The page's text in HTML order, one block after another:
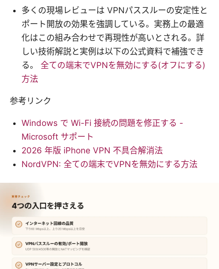
多くの現場レビューは VPNパススルーの安定性と
ポート開放の効果を強調している。実務上の最適
化はこの組み合わせで再現性が高いとされる。詳
しい技術解説と実例は以下の公式資料で補強でき
る。 全ての端末でVPNを無効にする(オフにする)
方法
参考リンク
Windows で Wi-Fi 接続の問題を修正する -
Microsoft サポート
2026 年版 iPhone VPN 不具合解消法
NordVPN: 全ての端末でVPNを無効にする方法